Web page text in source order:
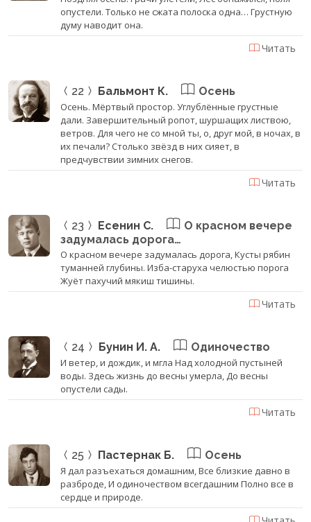
опустели. Только не сжата полоска одна… Грустную
думу наводит она.
Читать
22 Бальмонт К. Осень
Осень. Мёртвый простор. Углублённые грустные
дали. Завершительный ропот, шуршащих листвою,
ветров. Для чего не со мной ты, о, друг мой, в ночах, в
их печали? Столько звёзд в них сияет, в
предчувствии зимних снегов.
Читать
23 Есенин С.
О красном вечере
задумалась дорога…
О красном вечере задумалась дорога, Кусты рябин
туманней глубины. Изба-старуха челюстью порога
Жуёт пахучий мякиш тишины.
Читать
24 Бунин И. А. Одиночество
И ветер, и дождик, и мгла ‎Над холодной пустыней
воды. Здесь жизнь до весны умерла, ‎До весны
опустели сады.
Читать
25 Пастернак Б. Осень
Я дал разъехаться домашним, Все близкие давно в
разброде, И одиночеством всегдашним Полно все в
сердце и природе.